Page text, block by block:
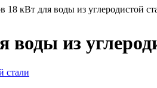
18 кВт для воды из углеродистой
из